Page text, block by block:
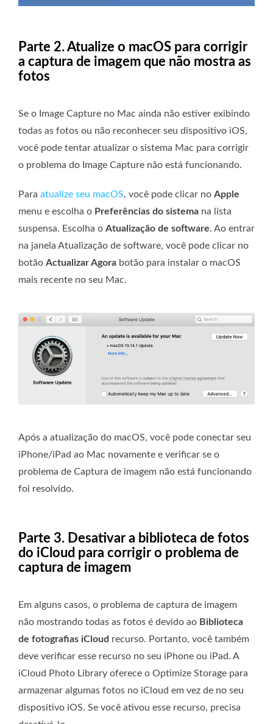
Parte 2. Atualize o macOS para corrigir
a captura de imagem que não mostra as
fotos
Se o Image Capture no Mac ainda não estiver exibindo
todas as fotos ou não reconhecer seu dispositivo iOS,
você pode tentar atualizar o sistema Mac para corrigir
o problema do Image Capture não está funcionando.
Para atualize seu macOS, você pode clicar no Apple
menu e escolha o Preferências do sistema na lista
suspensa. Escolha o Atualização de software. Ao entrar
na janela Atualização de software, você pode clicar no
botão Actualizar Agora botão para instalar o macOS
mais recente no seu Mac.
Após a atualização do macOS, você pode conectar seu
iPhone/iPad ao Mac novamente e verificar se o
problema de Captura de imagem não está funcionando
foi resolvido.
Parte 3. Desativar a biblioteca de fotos
do iCloud para corrigir o problema de
captura de imagem
Em alguns casos, o problema de captura de imagem
não mostrando todas as fotos é devido ao Biblioteca
de fotografias iCloud recurso. Portanto, você também
deve verificar esse recurso no seu iPhone ou iPad. A
iCloud Photo Library oferece o Optimize Storage para
armazenar algumas fotos no iCloud em vez de no seu
dispositivo iOS. Se você ativou esse recurso, precisa